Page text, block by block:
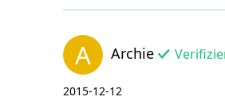
A Archie
2015-12-12